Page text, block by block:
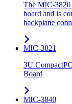
The MIC-3820
board and is
backplane
MIC-3821
3U
Board
MIC-3840